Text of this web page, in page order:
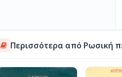
Περισσότερα από Ρωσική